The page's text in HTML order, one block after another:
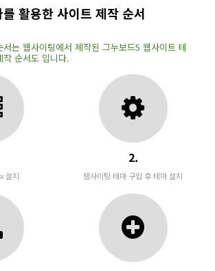
활용한 사이트 제작 순서
는 웹사이팅에서 제작된 그누보드5 웹사이트 테
순서도 입니다.
설치
2.
웹사이팅 테마 구입 후 테마 설치